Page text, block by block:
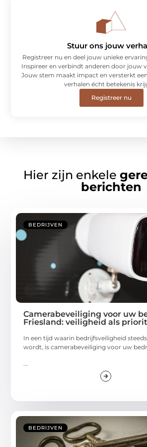
Stuur ons jouw
Registreer nu en deel jouw unieke
Inspireer en verbindt anderen door jouw
Jouw stem maakt impact en versterkt
verhalen écht betekenis
Registreer nu
Hier zijn enkele
berichten
BEDRIJVEN
Camerabeveiliging voor uw
Friesland: veiligheid als
In een tijd waarin bedrijfsveiligheid
wordt, is camerabeveiliging voor uw
BEDRIJVEN